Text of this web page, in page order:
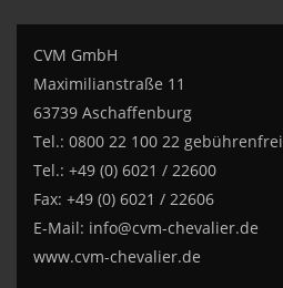
CVM GmbH
Maximilianstraße 11
63739 Aschaffenburg
Tel.: 0800 22 100 22 gebührenfrei
Tel.: +49 (0) 6021 / 22600
Fax: +49 (0) 6021 / 22606
E-Mail: info@cvm-chevalier.de
www.cvm-chevalier.de